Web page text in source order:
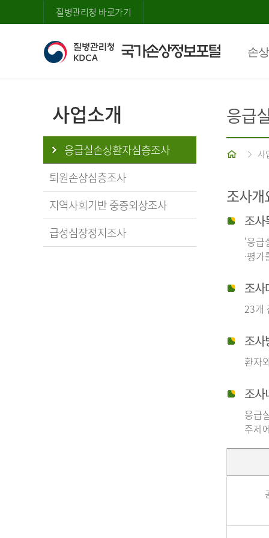
질병관리청 바로가기
손
사업소개
응급실손상환자심층조사
퇴원손상심층조사
지역사회기반 중증외상조사
급성심장정지조사
응급
홈 사
조사개
조사
‘응
·평
조사
23개
조사
환자
조사
응급
주제